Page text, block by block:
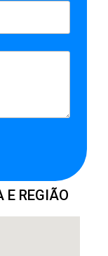
E REGIÃO